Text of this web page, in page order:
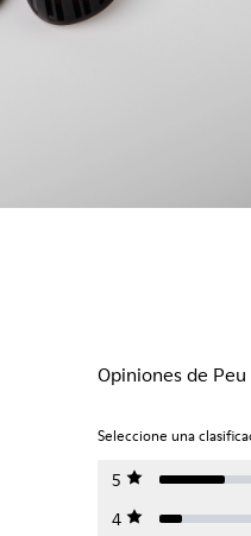
Opiniones de Peu
Seleccione una
5
4